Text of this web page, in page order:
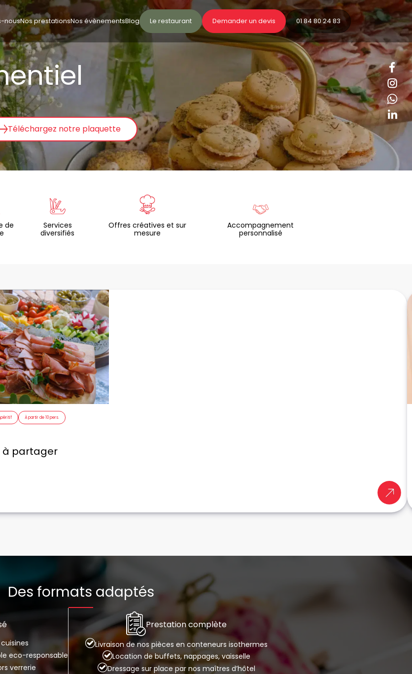
nousNos prestationsNos évènementsBlog Le restaurant Demander un devis 01 84 80 24 83
Téléchargez notre plaquette
de
Services
diversifiés
Offres créatives et sur
mesure
Accompagnement
personnalisé
À partir de 10 pers.
à partager
Des formats adaptés
eco-responsable
verrerie
Prestation complète
Livraison de nos pièces en conteneurs isothermes
Location de buffets, nappages, vaisselle
Dressage sur place par nos maîtres d’hôtel